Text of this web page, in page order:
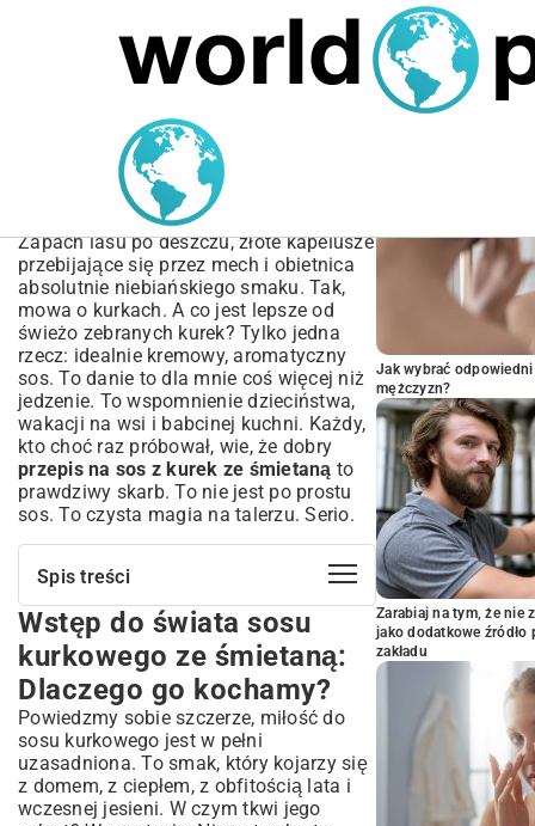
MARIUSZ ŁAMAGA 04.10.2025
Przepis na sos z kurek ze
śmietaną – Klasyczny i
Zapach lasu po deszczu, złote kapelusze
przebijające się przez mech i obietnica
absolutnie niebiańskiego smaku. Tak,
mowa o kurkach. A co jest lepsze od
świeżo zebranych kurek? Tylko jedna
rzecz: idealnie kremowy, aromatyczny
sos. To danie to dla mnie coś więcej niż
jedzenie. To wspomnienie dzieciństwa,
wakacji na wsi i babcinej kuchni. Każdy,
kto choć raz próbował, wie, że dobry
przepis na sos z kurek ze śmietaną to
prawdziwy skarb. To nie jest po prostu
sos. To czysta magia na talerzu. Serio.
Spis treści
Wstęp do świata sosu kurkowego ze
śmietaną: Dlaczego go kochamy?
Klasyczny przepis na sos z kurek ze
śmietaną: Składniki i przygotowanie
Jak wybrać i przygotować świeże kurki?
Niezbędne składniki na aromatyczny sos
kurkowy
Krok po kroku: Idealny sos kurkowy w
Twojej kuchni
Wstęp do świata sosu
kurkowego ze śmietaną:
Dlaczego go kochamy?
Powiedzmy sobie szczerze, miłość do
sosu kurkowego jest w pełni
uzasadniona. To smak, który kojarzy się
z domem, z ciepłem, z obfitością lata i
wczesnej jesieni. W czym tkwi jego
Jak wybrać
mężczyzn?
Zarabiaj na tym, że nie
jako dodatkowe
zakładu